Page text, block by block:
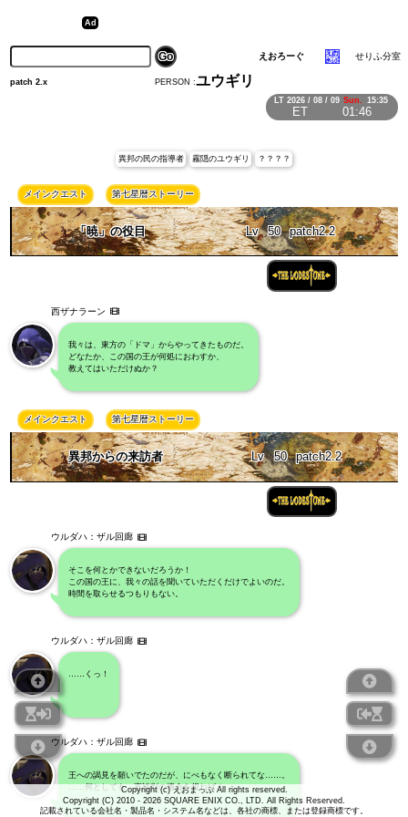
Copyright (c) えおまっぷ All rights reserved.
Copyright (C) 2010 - 2026 SQUARE ENIX CO., LTD. All Rights Reserved.
記載されている会社名・製品名・システム名などは、各社の商標、または登録商標です。
LT 2026 / 08 / 09 Sun. 15:35
ET 01:46
えおろーぐ せりふ分室
PERSON :ユウギリ
patch 2.x
異邦の民の指導者 霧隠のユウギリ ？？？？
メインクエスト 第七星暦ストーリー
「暁」の役目 Lv 50 patch2.2
西ザナラーン
我々は、東方の「ドマ」からやってきたものだ。
どなたか、この国の王が何処におわすか、
教えてはいただけぬか？
メインクエスト 第七星暦ストーリー
異邦からの来訪者 Lv 50 patch2.2
ウルダハ：ザル回廊
そこを何とかできないだろうか！
この国の王に、我々の話を聞いていただくだけでよいのだ。
時間を取らせるつもりもない。
ウルダハ：ザル回廊
……くっ！
ウルダハ：ザル回廊
王への謁見を願いでたのだが、にべもなく断られてな……。
……何としても、直談判の機会を得ねば！